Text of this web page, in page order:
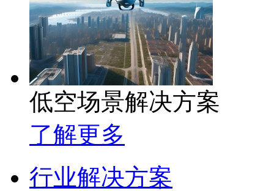
低空场景解决方案
了解更多
行业解决方案